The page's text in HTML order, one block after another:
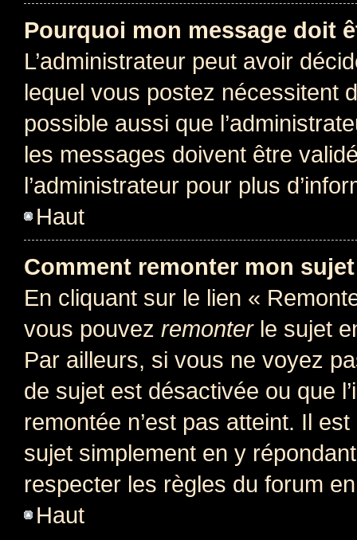
Pourquoi mon message doit
L’administrateur peut avoir
lequel vous postez nécessitent
possible aussi que
les messages doivent être
l’administrateur pour plus
Haut
Comment remonter mon
En cliquant sur le lien «
vous pouvez remonterle sujet
Par ailleurs, si vous ne voyez
de sujet est désactivée ou que
remontée n’est pas atteint. Il
sujet simplement en y
respecter les règles du forum
Haut